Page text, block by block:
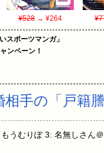
¥528→ ¥264
スポーツマンガ」
ンペーン！
相手の「戸籍
うむりぽ 3: 名無しさん